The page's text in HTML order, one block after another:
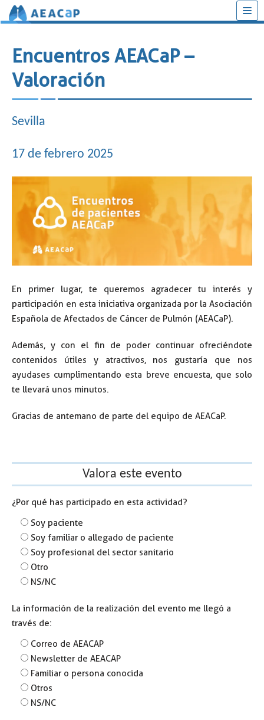
al
contenido
Encuentros AEACaP –
Valoración
Sevilla
17 de febrero 2025
En primer lugar, te queremos agradecer tu interés y
participación en esta iniciativa organizada por la Asociación
Española de Afectados de Cáncer de Pulmón (AEACaP).
Además, y con el fin de poder continuar ofreciéndote
contenidos útiles y atractivos, nos gustaría que nos
ayudases cumplimentando esta breve encuesta, que solo
te llevará unos minutos.
Gracias de antemano de parte del equipo de AEACaP.
Valora este evento
¿Por qué has participado en esta actividad?
Soy paciente
Soy familiar o allegado de paciente
Soy profesional del sector sanitario
Otro
NS/NC
La información de la realización del evento me llegó a
través de:
Correo de AEACAP
Newsletter de AEACAP
Familiar o persona conocida
Otros
NS/NC